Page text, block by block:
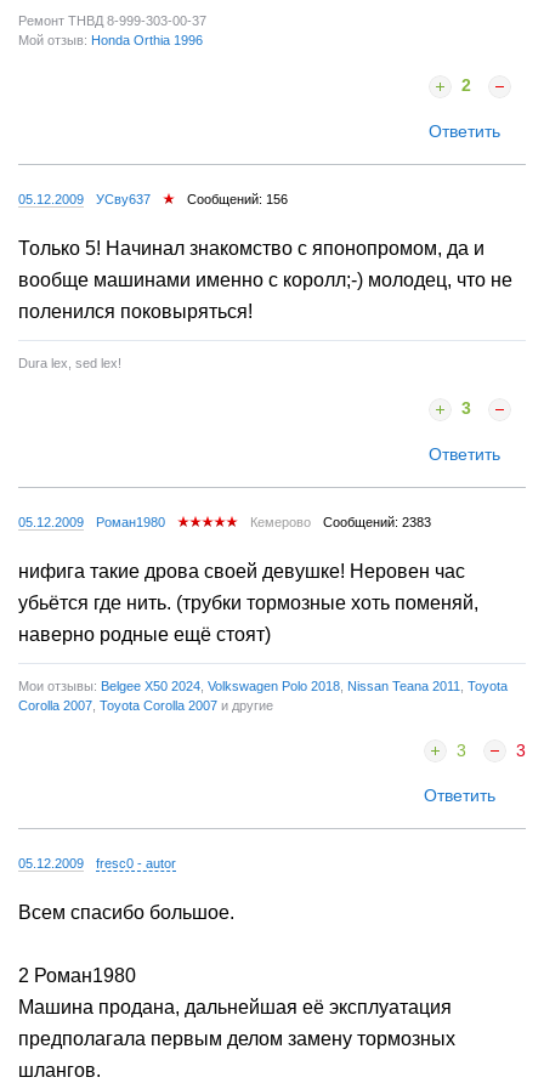
Ремонт ТНВД 8-999-303-00-37
Мой отзыв: Honda Orthia 1996
2
Ответить
05.12.2009 УСву637 Сообщений: 156
Только 5! Начинал знакомство с японопромом, да и
вообще машинами именно с королл;-) молодец, что не
поленился поковыряться!
Dura lex, sed lex!
3
Ответить
05.12.2009 Роман1980 Кемерово Сообщений: 2383
нифига такие дрова своей девушке! Неровен час
убьётся где нить. (трубки тормозные хоть поменяй,
наверно родные ещё стоят)
Мои отзывы: Belgee X50 2024 Volkswagen Polo 2018 Nissan Teana 2011
Toyota
Corolla 2007 Toyota Corolla 2007 и другие
3 3
Ответить
05.12.2009 fresc0 - autor
Всем спасибо большое.
2 Роман1980
Машина продана, дальнейшая её эксплуатация
предполагала первым делом замену тормозных
шлангов.